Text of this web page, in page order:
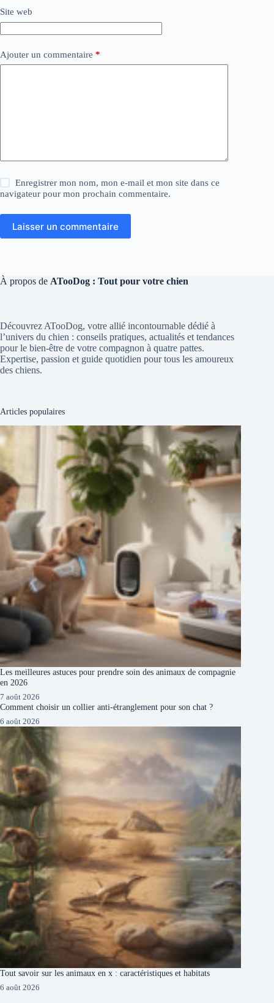
Site web
Ajouter un commentaire *
Enregistrer mon nom, mon e-mail et mon site dans ce
navigateur pour mon prochain commentaire.
Laisser un commentaire
À propos de ATooDog : Tout pour votre chien
Découvrez ATooDog, votre allié incontournable dédié à
l’univers du chien : conseils pratiques, actualités et tendances
pour le bien-être de votre compagnon à quatre pattes.
Expertise, passion et guide quotidien pour tous les amoureux
des chiens.
Articles populaires
Les meilleures astuces pour prendre soin des animaux de compagnie
en 2026
7 août 2026
Comment choisir un collier anti-étranglement pour son chat ?
6 août 2026
Tout savoir sur les animaux en x : caractéristiques et habitats
6 août 2026